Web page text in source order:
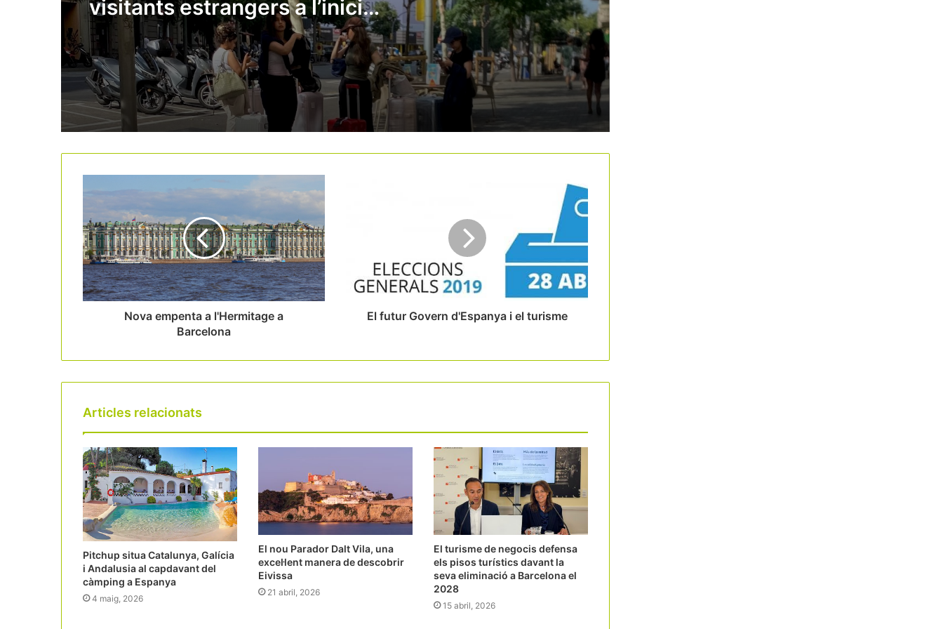
visitants estrangers a l’inici
de l’estiu
Quin impacte tindrà el viatge del papa
Lleó XIV en el sector turístic espanyol?
El Suprem anul·la el registre únic de
lloguer turístic perquè considera que
l’Estat no té competència per crear-lo
L’Informe Fènix atribueix al turisme
creixement i supera els 5,1 milions de
passatgers a l’abril
L’eclipsi solar del 2026 podria generar
més de 360 milions d’euros en
despesa turística a Espanya
Nova empenta a l'Hermitage a
Barcelona
El futur Govern d'Espanya i el turisme
Articles relacionats
Pitchup situa Catalunya, Galícia
i Andalusia al capdavant del
càmping a Espanya
4 maig, 2026
El nou Parador Dalt Vila, una
excel·lent manera de descobrir
Eivissa
21 abril, 2026
El turisme de negocis defensa
els pisos turístics davant la
seva eliminació a Barcelona el
2028
15 abril, 2026